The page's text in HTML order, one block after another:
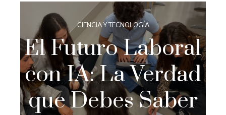
CIENCIA Y TECNOLOGÍA
El Futuro Laboral
con IA: La Verdad
que Debes Saber